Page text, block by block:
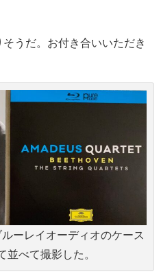
うだ。お付き合いいただき
ーレイオーディオのケース
並べて撮影した。